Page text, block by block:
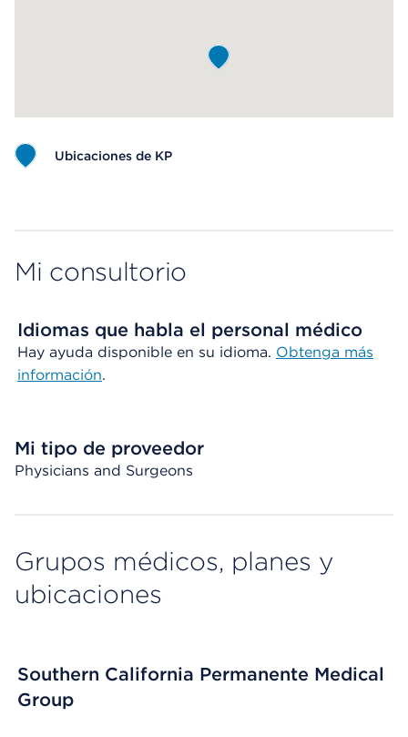
Ubicaciones de KP
Mi consultorio
Idiomas que habla el personal médico
Hay ayuda disponible en su idioma. Obtenga más
información.
Mi tipo de proveedor
Physicians and Surgeons
Grupos médicos, planes y
ubicaciones
Southern California Permanente Medical
Group